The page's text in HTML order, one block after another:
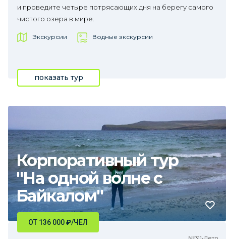
и проведите четыре потрясающих дня на берегу самого
чистого озера в мире.
Экскурсии Водные экскурсии
показать тур
Корпоративный тур
"На одной волне с
Байкалом"
ОТ 136 000₽/ЧЕЛ